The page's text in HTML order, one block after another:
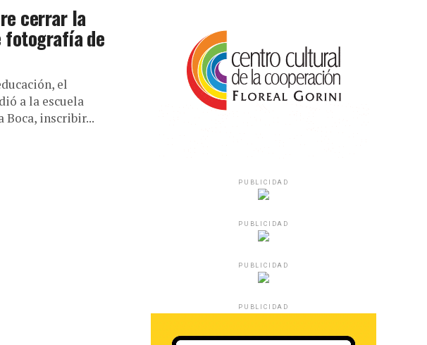
cerrar la
fotografía de
el
a la escuela
Boca, inscribir...
PUBLICIDAD
PUBLICIDAD
PUBLICIDAD
PUBLICIDAD